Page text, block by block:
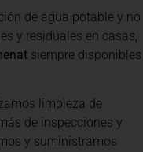
de agua potable y no
y residuales en casas,
siempre disponibles
limpieza de
de inspecciones y
y suministramos